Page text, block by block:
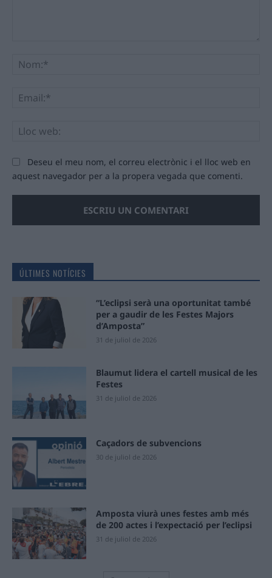
Deseu el meu nom, el correu electrònic i el lloc web en
aquest navegador per a la propera vegada que comenti.
ÚLTIMES NOTÍCIES
“L’eclipsi serà una oportunitat també
per a gaudir de les Festes Majors
d’Amposta”
31 de juliol de 2026
Blaumut lidera el cartell musical de les
Festes
31 de juliol de 2026
Caçadors de subvencions
30 de juliol de 2026
Amposta viurà unes festes amb més
de 200 actes i l’expectació per l’eclipsi
31 de juliol de 2026